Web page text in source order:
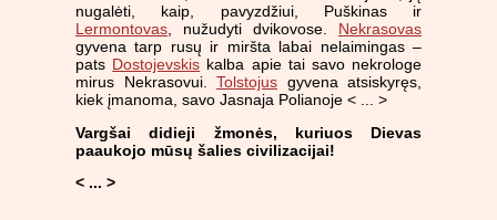
nugalėti, kaip, pavyzdžiui, Puškinas ir
Lermontovas , nužudyti dvikovose. Nekrasovas
gyvena tarp rusų ir miršta labai nelaimingas –
pats Dostojevskis kalba apie tai savo nekrologe
mirus Nekrasovui. Tolstojus gyvena atsiskyręs,
kiek įmanoma, savo Jasnaja Polianoje < ... >
Vargšai didieji žmonės, kuriuos Dievas
paaukojo mūsų šalies civilizacijai!
< ... >